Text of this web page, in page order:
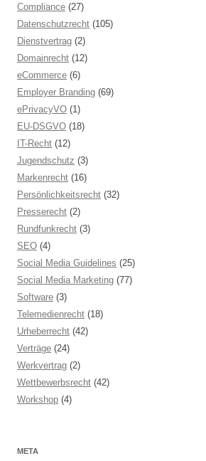
Compliance (27)
Datenschutzrecht (105)
Dienstvertrag (2)
Domainrecht (12)
eCommerce (6)
Employer Branding (69)
ePrivacyVO (1)
EU-DSGVO (18)
IT-Recht (12)
Jugendschutz (3)
Markenrecht (16)
Persönlichkeitsrecht (32)
Presserecht (2)
Rundfunkrecht (3)
SEO (4)
Social Media Guidelines (25)
Social Media Marketing (77)
Software (3)
Telemedienrecht (18)
Urheberrecht (42)
Verträge (24)
Werkvertrag (2)
Wettbewerbsrecht (42)
Workshop (4)
META